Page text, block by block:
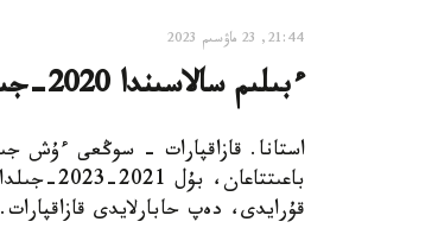
21:44, 23 ماۋسىم 2023
ءبىلىم سالاسىندا 2020-جىلدان بەرى 11 ميلليارد تەڭگە ۇرلاندى - انتيكور
قۇرايدى، دەپ حابارلايدى قازاقپارات.